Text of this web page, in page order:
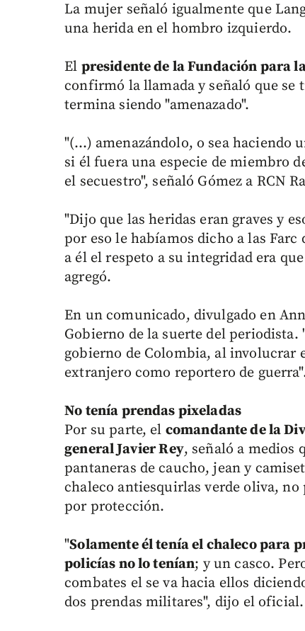
La mujer señaló igualmente que
una herida en el hombro izquierdo.
El presidente de la Fundación para
confirmó la llamada y señaló que se
termina siendo "amenazado".
"(…) amenazándolo, o sea haciendo
si él fuera una especie de miembro
el secuestro", señaló Gómez a RCN
"Dijo que las heridas eran graves y
por eso le habíamos dicho a las
a él el respeto a su integridad era
agregó.
En un comunicado, divulgado en
Gobierno de la suerte del periodista.
gobierno de Colombia, al involucrar
extranjero como reportero de
No tenía prendas pixeladas
Por su parte, el comandante de la
general Javier Rey, señaló a medios
pantaneras de caucho, jean y
chaleco antiesquirlas verde oliva,
por protección.
"Solamente él tenía el chaleco para
policías no lo tenían; y un casco.
combates el se va hacia ellos
dos prendas militares", dijo el oficial.